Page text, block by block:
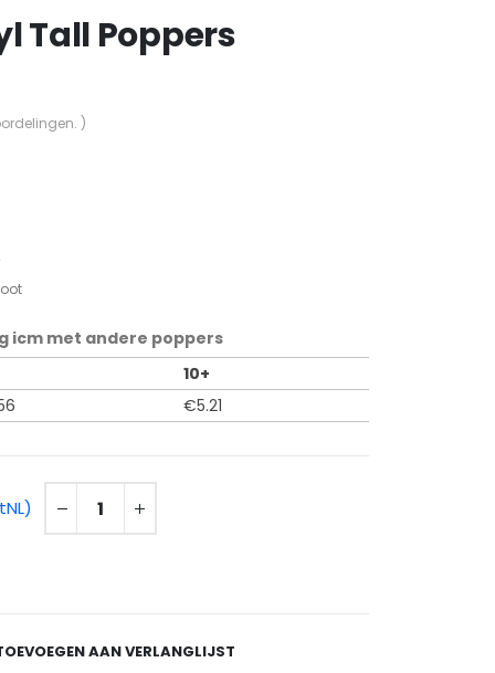
Tall Poppers
)
icm met andere poppers
10+
€5.21
AAN VERLANGLIJST